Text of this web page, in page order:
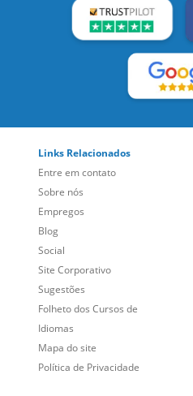
Links Relacionados
Entre em contato
Sobre nós
Empregos
Blog
Social
Site Corporativo
Sugestões
Folheto dos Cursos de
Idiomas
Mapa do site
Política de Privacidade